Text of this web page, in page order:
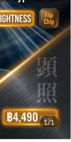
1/1